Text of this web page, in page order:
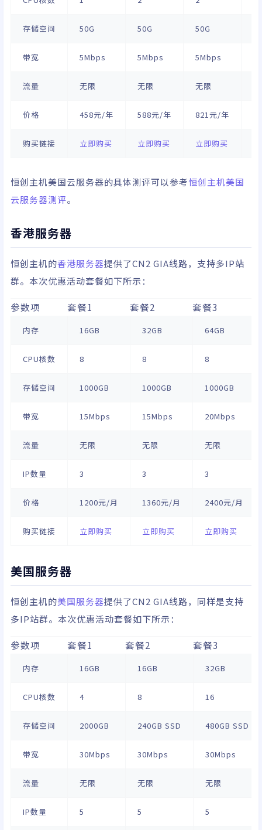
存储空间 50G 50G 50G
带宽 5Mbps 5Mbps 5Mbps
流量 无限 无限 无限
价格 458元/年 588元/年 821元/年
购买链接 立即购买 立即购买 立即购买
恒创主机美国云服务器的具体测评可以参考恒创主机美国
云服务器测评。
香港服务器
恒创主机的香港服务器提供了CN2 GIA线路，支持多IP站
群。本次优惠活动套餐如下所示：
参数项 套餐1 套餐2 套餐3
内存 16GB 32GB 64GB
CPU核数 8 8 8
存储空间 1000GB 1000GB 1000GB
带宽 15Mbps 15Mbps 20Mbps
流量 无限 无限 无限
IP数量 3 3 3
价格 1200元/月 1360元/月 2400元/月
购买链接 立即购买 立即购买 立即购买
美国服务器
恒创主机的美国服务器提供了CN2 GIA线路，同样是支持
多IP站群。本次优惠活动套餐如下所示：
参数项 套餐1 套餐2 套餐3
内存 16GB 16GB 32GB
CPU核数 4 8 16
存储空间 2000GB 240GB SSD 480GB SSD
带宽 30Mbps 30Mbps 30Mbps
流量 无限 无限 无限
IP数量 5 5 5